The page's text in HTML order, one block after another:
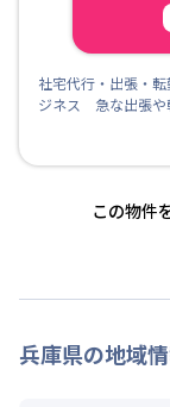
社宅代行・出張・
ジネス 急な出張や
この物件
兵庫県の地域